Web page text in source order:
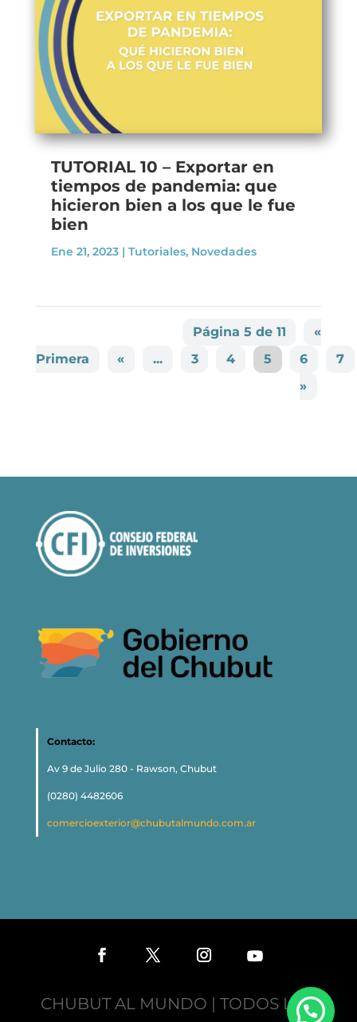
TUTORIAL 10 – Exportar en
tiempos de pandemia: que
hicieron bien a los que le fue
bien
Ene 21, 2023| Tutoriales, Novedades
Página 5 de 11
«
Primera
« ... 3 4 5 6
7
»
Contacto:
Av 9 de Julio 280 - Rawson, Chubut
(0280) 4482606
comercioexterior@chubutalmundo.com.ar
CHUBUT AL MUNDO | TODOS LOS